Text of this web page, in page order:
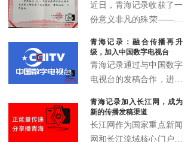
传新篇
近日，青海记录收获了一
份意义非凡的殊荣——来
传鼓励荣誉证书。这一荣
誉不仅是对青海记录过往
宣传工作的高度认可，更
宣传事业发展的有力见
证。
青海记录：融合传播再升
级，加入中国数字电视台
青海记录通过与中国数字
电视台的发稿合作，进一
阵，实现了青海故事的多
渠道、多层次、多形态传
播，为高原地区文化传播
青海记录加入长江网，成为
新的传播发稿渠道
长江网作为国家重点新闻
网和长江流域核心门户，